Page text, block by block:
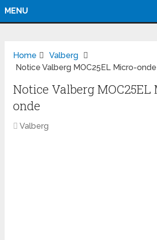
MENU
Home
Valberg
Notice Valberg MOC25EL Micro-onde
Notice Valberg MOC25EL
onde
Valberg